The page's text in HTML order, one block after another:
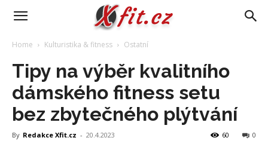
Home Kulturistika & fitness Ostatní
Tipy na výběr kvalitního
dámského fitness setu
bez zbytečného plýtvání
By Redakce Xfit.cz - 20.4.2023 0
60